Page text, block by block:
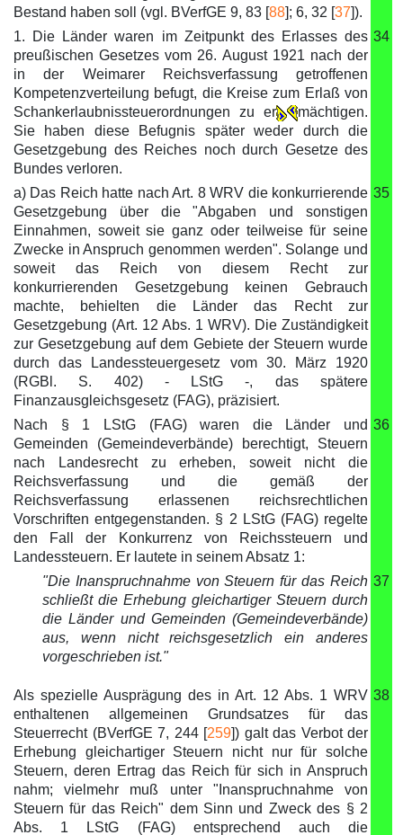
Bestand haben soll (vgl. BVerfGE 9, 83 [88]; 6, 32 [37]).
1. Die Länder waren im Zeitpunkt des Erlasses des
preußischen Gesetzes vom 26. August 1921 nach der
in der Weimarer Reichsverfassung getroffenen
Kompetenzverteilung befugt, die Kreise zum Erlaß von
Schankerlaubnissteuerordnungen zu er
mächtigen.
Sie haben diese Befugnis später weder durch die
Gesetzgebung des Reiches noch durch Gesetze des
Bundes verloren.
34
a) Das Reich hatte nach Art. 8 WRV die konkurrierende
Gesetzgebung über die "Abgaben und sonstigen
Einnahmen, soweit sie ganz oder teilweise für seine
Zwecke in Anspruch genommen werden". Solange und
soweit das Reich von diesem Recht zur
konkurrierenden Gesetzgebung keinen Gebrauch
machte, behielten die Länder das Recht zur
Gesetzgebung (Art. 12 Abs. 1 WRV). Die Zuständigkeit
zur Gesetzgebung auf dem Gebiete der Steuern wurde
durch das Landessteuergesetz vom 30. März 1920
(RGBl. S. 402) - LStG -, das spätere
Finanzausgleichsgesetz (FAG), präzisiert.
35
Nach § 1 LStG (FAG) waren die Länder und
Gemeinden (Gemeindeverbände) berechtigt, Steuern
nach Landesrecht zu erheben, soweit nicht die
Reichsverfassung und die gemäß der
Reichsverfassung erlassenen reichsrechtlichen
Vorschriften entgegenstanden. § 2 LStG (FAG) regelte
den Fall der Konkurrenz von Reichssteuern und
Landessteuern. Er lautete in seinem Absatz 1:
36
"Die Inanspruchnahme von Steuern für das Reich
schließt die Erhebung gleichartiger Steuern durch
die Länder und Gemeinden (Gemeindeverbände)
aus, wenn nicht reichsgesetzlich ein anderes
vorgeschrieben ist."
37
Als spezielle Ausprägung des in Art. 12 Abs. 1 WRV
enthaltenen allgemeinen Grundsatzes für das
Steuerrecht (BVerfGE 7, 244 [259]) galt das Verbot der
Erhebung gleichartiger Steuern nicht nur für solche
Steuern, deren Ertrag das Reich für sich in Anspruch
nahm; vielmehr muß unter "Inanspruchnahme von
Steuern für das Reich" dem Sinn und Zweck des § 2
Abs. 1 LStG (FAG) entsprechend auch die
38